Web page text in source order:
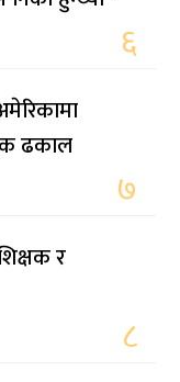
६
ढकाल
७
शिक्षक र
८